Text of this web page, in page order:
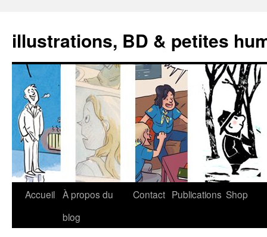
illustrations, BD & petites
Aller
Accueil À propos du
blog
Contact Publications Shop